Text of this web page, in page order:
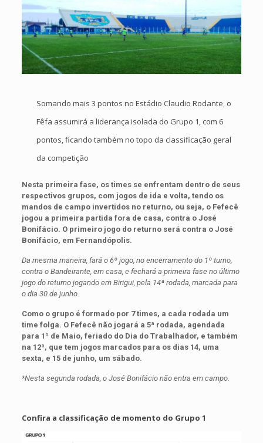
Somando mais 3 pontos no Estádio Claudio Rodante, o
Fêfa assumirá a liderança isolada do Grupo 1, com 6
pontos, ficando também no topo da classificação geral
da competição
Nesta primeira fase, os times se enfrentam dentro de seus
respectivos grupos, com jogos de ida e volta, tendo os
mandos de campo invertidos no returno, ou seja, o Fefecê
jogou a primeira partida fora de casa, contra o José
Bonifácio. O primeiro jogo do returno será contra o José
Bonifácio, em Fernandópolis.
Da mesma maneira, fará o 6º jogo, no encerramento do 1º turno,
contra o Bandeirante, em casa, e fechará a primeira fase no último
jogo do returno jogando em Birigui, pela 14ª rodada, marcada para
o dia 30 de junho.
Como o grupo é formado por 7 times, a cada rodada um
time folga. O Fefecê não jogará a 5ª rodada, agendada
para 1º de Maio, feriado do Dia do Trabalhador, e também
na 12ª, que tem jogos marcados para os dias 14, uma
sexta, e 15 de junho, um sábado.
*Nesta segunda rodada, o José Bonifácio não entra em campo.
Confira a classificação de momento do Grupo 1